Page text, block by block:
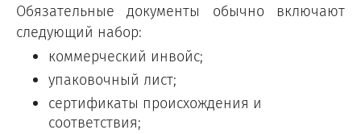
Обязательные документы обычно включают
следующий набор:
коммерческий инвойс;
упаковочный лист;
сертификаты происхождения и
соответствия;